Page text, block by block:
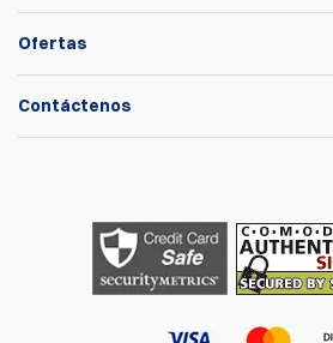
Ofertas
Contáctenos